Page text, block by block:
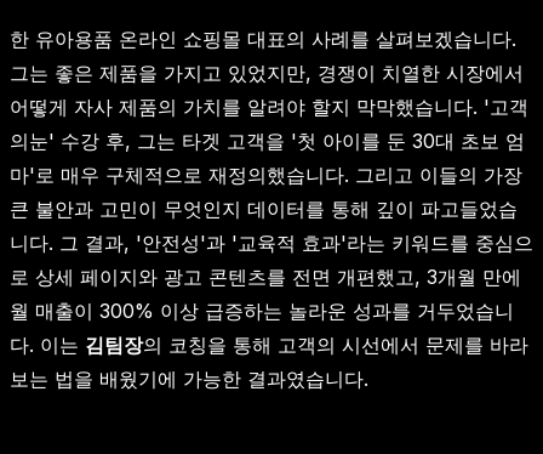
한 유아용품 온라인 쇼핑몰 대표의 사례를 살펴보겠습니다.
그는 좋은 제품을 가지고 있었지만, 경쟁이 치열한 시장에서
어떻게 자사 제품의 가치를 알려야 할지 막막했습니다. '고객
의눈' 수강 후, 그는 타겟 고객을 '첫 아이를 둔 30대 초보 엄
마'로 매우 구체적으로 재정의했습니다. 그리고 이들의 가장
큰 불안과 고민이 무엇인지 데이터를 통해 깊이 파고들었습
니다. 그 결과, '안전성'과 '교육적 효과'라는 키워드를 중심으
로 상세 페이지와 광고 콘텐츠를 전면 개편했고, 3개월 만에
월 매출이 300% 이상 급증하는 놀라운 성과를 거두었습니
다. 이는 김팀장의 코칭을 통해 고객의 시선에서 문제를 바라
보는 법을 배웠기에 가능한 결과였습니다.